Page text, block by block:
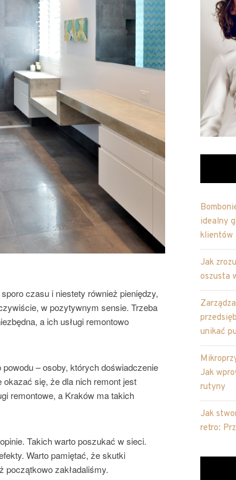
czasu i niestety również pieniędzy,
w pozytywnym sensie. Trzeba
a ich usługi remontowo
– osoby, których doświadczenie
się, że dla nich remont jest
remontowe, a Kraków ma takich
Takich warto poszukać w sieci.
Warto pamiętać, że skutki
początkowo zakładaliśmy.
idealny
klientów
Jak
oszusta
unikać
Jak
rutyny
Jak
retro: